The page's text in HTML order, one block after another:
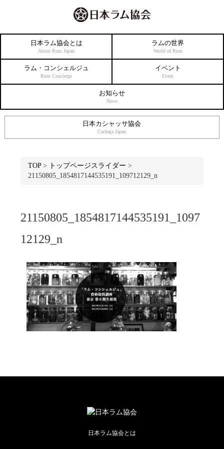
日本ラム協会とは
About Rum Japan
ラムの世界
World of Rum
ラム・コンシェルジュ
Rum Concierge
イベント
Event
お知らせ
News
日本カシャッサ協会
Cachaça Japan
TOP> トップページスライダー >
21150805_1854817144535191_109712129_n
21150805_1854817144535191_1097
12129_n
日本ラム協会とは